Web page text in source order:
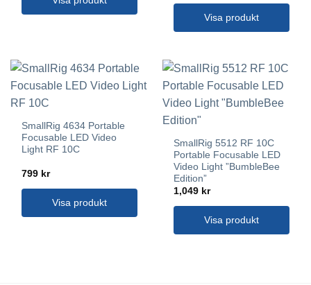
Visa produkt
SmallRig 4634 Portable
Focusable LED Video
Light RF 10C
799 kr
Visa produkt
SmallRig 5512 RF 10C
Portable Focusable LED
Video Light ”BumbleBee
Edition”
1,049 kr
Visa produkt